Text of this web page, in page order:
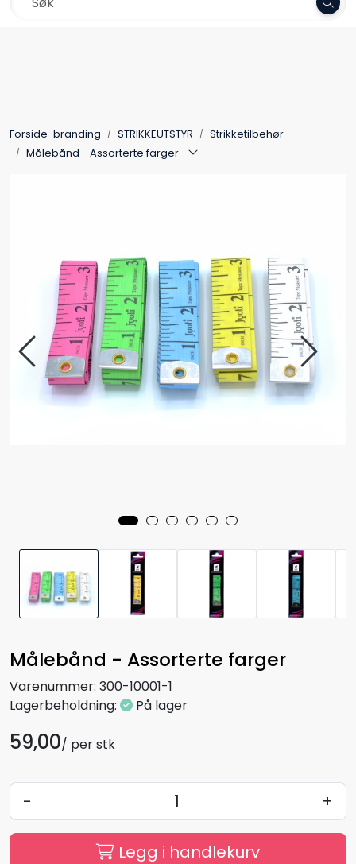
Skip to main content
Forside-branding STRIKKEUTSTYR
Strikketilbehør
Målebånd - Assorterte farger
Målebånd - Assorterte farger
Varenummer: 300-10001-1
Lagerbeholdning:
På lager
59,00/ per stk
- +
Legg i handlekurv
Kolleksjoner